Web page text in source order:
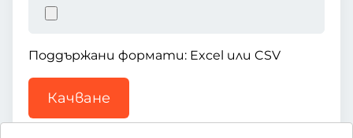
Поддържани формати: Excel или CSV
Качване